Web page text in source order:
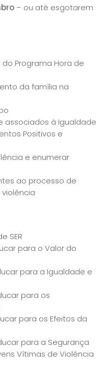
– ou até esgotarem
Programa Hora de
da família na
associados à Igualdade
Positivos e
e enumerar
ao processo de
SER
para o Valor do
para a Igualdade e
para os
para os Efeitos da
para a Segurança
Vítimas de Violência